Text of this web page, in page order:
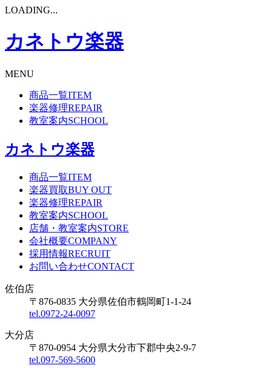
LOADING...
カネトウ楽器
MENU
商品一覧ITEM
楽器修理REPAIR
教室案内SCHOOL
カネトウ楽器
商品一覧ITEM
楽器買取BUY OUT
楽器修理REPAIR
教室案内SCHOOL
店舗・教室案内STORE
会社概要COMPANY
採用情報RECRUIT
お問い合わせCONTACT
佐伯店
〒876-0835 大分県佐伯市鶴岡町1-1-24
tel.0972-24-0097
大分店
〒870-0954 大分県大分市下郡中央2-9-7
tel.097-569-5600